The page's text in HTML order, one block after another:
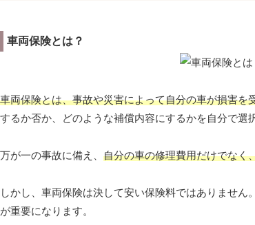
車両保険とは？
車両保険とは、事故や災害によって自分の車が損害を
するか否か、どのような補償内容にするかを自分で選
万が一の事故に備え、 自分の車の修理費用だけでなく
しかし、車両保険は決して安い保険料ではありません
が重要になります。